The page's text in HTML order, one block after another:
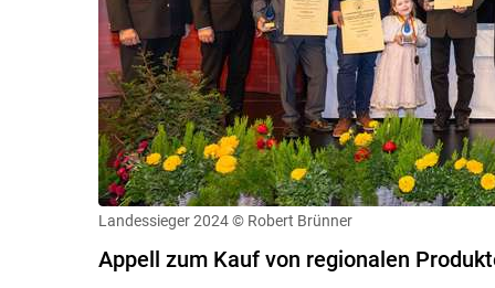
Landessieger 2024 © Robert Brünner
Appell zum Kauf von regionalen